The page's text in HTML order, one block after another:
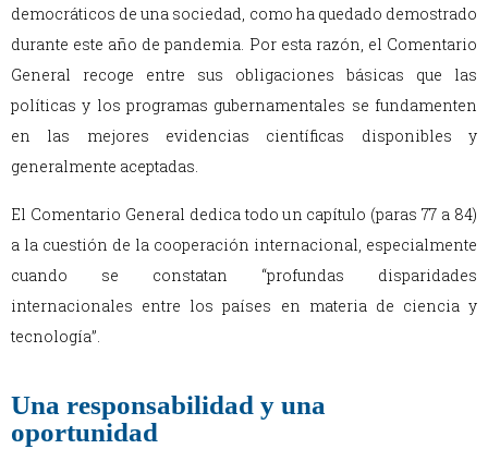
democráticos de una sociedad, como ha quedado demostrado
durante este año de pandemia. Por esta razón, el Comentario
General recoge entre sus obligaciones básicas que las
políticas y los programas gubernamentales se fundamenten
en las mejores evidencias científicas disponibles y
generalmente aceptadas.
El Comentario General dedica todo un capítulo (paras 77 a 84)
a la cuestión de la cooperación internacional, especialmente
cuando se constatan “profundas disparidades
internacionales entre los países en materia de ciencia y
tecnología”.
Una responsabilidad y una
oportunidad